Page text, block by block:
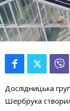
Дослідницька
Шербрука